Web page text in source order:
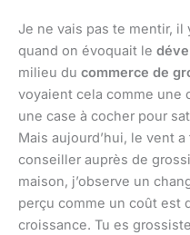
Je ne vais pas te mentir, il
quand on évoquait le
milieu du commerce de
voyaient cela comme une
une case à cocher pour
Mais aujourd’hui, le vent
conseiller auprès de
maison, j’observe un
perçu comme un coût est
croissance. Tu es